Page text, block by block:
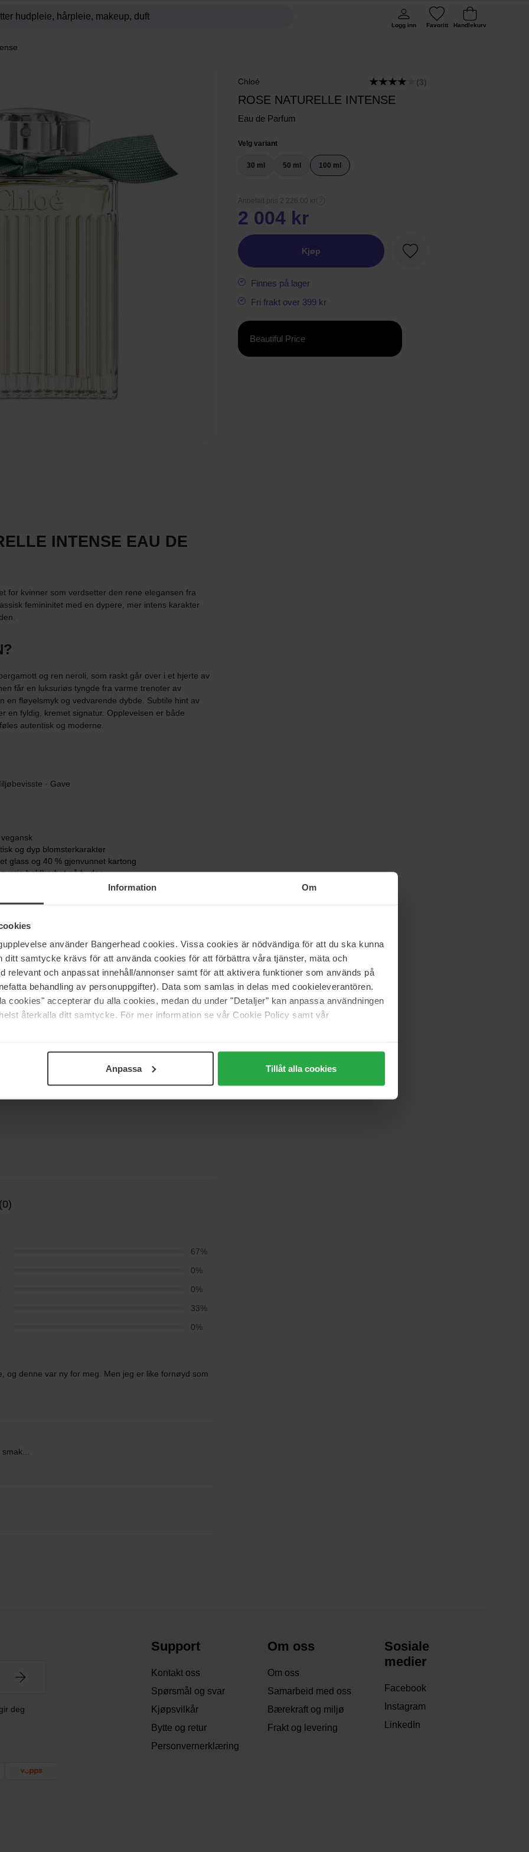
Information Om
använder Bangerhead cookies. Vissa cookies är nödvändiga för att du ska kunna
ditt samtycke krävs för att använda cookies för att förbättra våra tjänster, mäta och
relevant och anpassat innehåll/annonser samt för att aktivera funktioner som används på
behandling av personuppgifter). Data som samlas in delas med cookieleverantören.
cookies" accepterar du alla cookies, medan du under "Detaljer" kan anpassa användningen
återkalla ditt samtycke. För mer information se vår Cookie Policy samt vår
Anpassa Tillåt alla cookies
Logg inn Favoritt Handlekurv
Chloé (3)
ROSE NATURELLE INTENSE
Eau de Parfum
Velg variant
30 ml 50 ml 100 ml
Anbefalt pris 2 226,00 kr
2 004 kr
Kjøp
Favoritt
Finnes på lager
Fri frakt over 399 kr
Beautiful Price
INTENSE EAU DE
for kvinner som verdsetter den rene elegansen fra
femininitet med en dypere, mer intens karakter
og ren neroli, som raskt går over i et hjerte av
får en luksuriøs tyngde fra varme trenoter av
en fløyelsmyk og vedvarende dybde. Subtile hint av
en fyldig, kremet signatur. Opplevelsen er både
autentisk og moderne.
· Gave
og dyp blomsterkarakter
glass og 40 % gjenvunnet kartong
holdbarhet på huden
Intense og den originale Rose Naturelle?
treaktig karakter sammenlignet med originalen. Mens
tilsetningen av sandeltre og vanilje i Intense-versjonen
de Parfum best til dag- eller kveldsbruk?
den utmerket til begge deler. Den friske åpningen
basenotene av tre og vanilje gir den nok styrke og
67%
0%
0%
33%
0%
og denne var ny for meg. Men jeg er like fornøyd som
deg
Support
Kontakt oss
Spørsmål og svar
Kjøpsvilkår
Bytte og retur
Personvernerklæring
Om oss
Om oss
Samarbeid med oss
Bærekraft og miljø
Frakt og levering
Sosiale
medier
Facebook
Instagram
LinkedIn